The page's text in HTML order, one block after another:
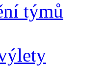
týmů